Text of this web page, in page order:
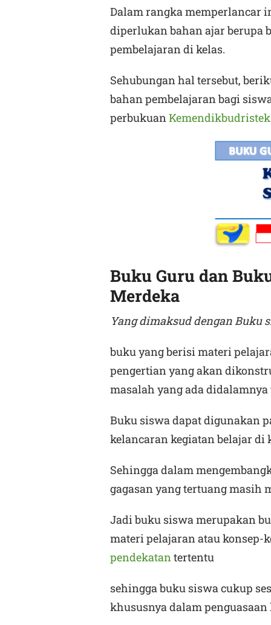
Dalam rangka memperlancar
diperlukan bahan ajar berupa
pembelajaran di kelas.
Sehubungan hal tersebut,
bahan pembelajaran bagi
perbukuan
Buku Guru dan
Merdeka
Yang dimaksud dengan Buku
buku yang berisi materi
pengertian yang akan
masalah yang ada
Buku siswa dapat digunakan
kelancaran kegiatan belajar di
Sehingga dalam
gagasan yang tertuang masih
Jadi buku siswa merupakan
materi pelajaran atau konsep-
pendekatantertentu
sehingga buku siswa cukup
khususnya dalam penguasaan